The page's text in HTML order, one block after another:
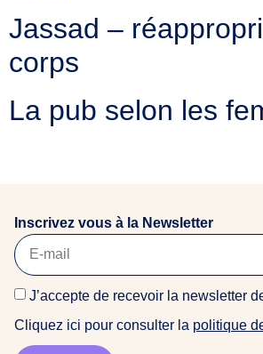
Jassad –
corps
La pub selon les
Inscrivez vous à la Newsletter
J’accepte de recevoir la newsletter
Cliquez ici pour consulter la politique